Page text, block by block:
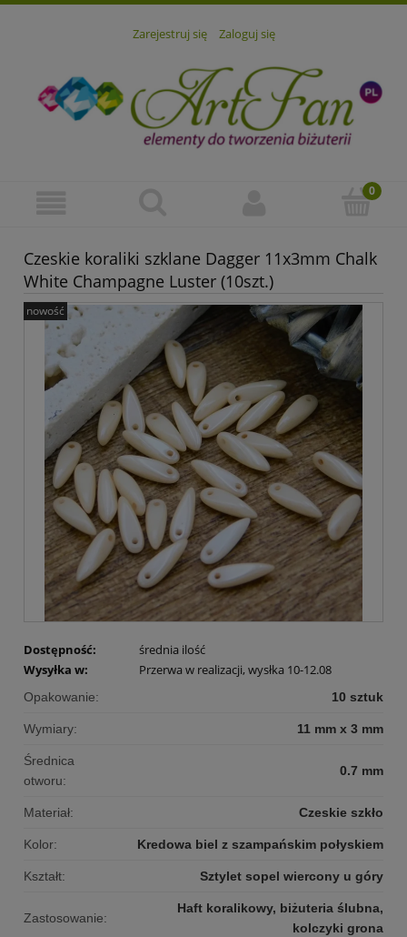
Zarejestruj się Zaloguj się
Czeskie koraliki szklane Dagger 11x3mm Chalk
White Champagne Luster (10szt.)
nowość
Dostępność:
średnia ilość
Wysyłka w:
Przerwa w realizacji, wysłka 10-12.08
Opakowanie: 10 sztuk
Wymiary: 11 mm x 3 mm
Średnica
otworu:
0.7 mm
Materiał: Czeskie szkło
Kolor: Kredowa biel z szampańskim połyskiem
Kształt: Sztylet sopel wiercony u góry
Zastosowanie:
Haft koralikowy, biżuteria ślubna,
kolczyki grona